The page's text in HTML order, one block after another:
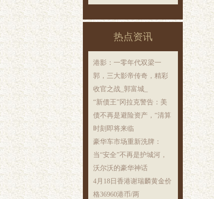
热点资讯
港影：一零年代双梁一
郭，三大影帝传奇，精彩
收官之战_郭富城_
“新债王”冈拉克警告：美
债不再是避险资产，“清算
时刻即将来临
豪华车市场重新洗牌：
当“安全”不再是护城河，
沃尔沃的豪华神话
4月18日香港谢瑞麟黄金价
格36960港币/两